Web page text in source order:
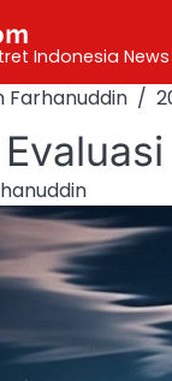
Indonesia News
Farhanuddin